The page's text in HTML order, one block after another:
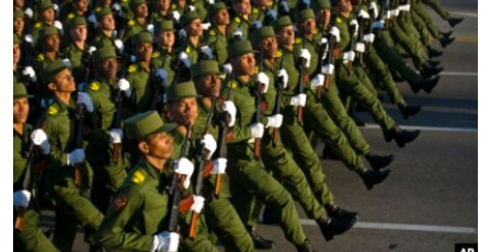
la
búsqueda
ARTE Y ENTRETENIMIENTO
OPINIÓN GRÁFICA
AUDIOVISUALES MARTÍ
RADIO MARTÍ
ESPECIALES
ESPECIALES
MULTIMEDIA